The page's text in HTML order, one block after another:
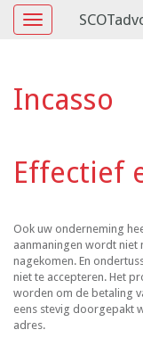
Toggle
navigation
Incasso
Effectief
Ook uw onderneming
aanmaningen wordt
nagekomen. En
niet te accepteren. Het
worden om de betaling
eens stevig doorgepakt
adres.